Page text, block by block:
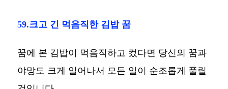
59.크고 긴 먹음직한 김밥 꿈
꿈에 본 김밥이 먹음직하고 컸다면 당신의 꿈과
야망도 크게 일어나서 모든 일이 순조롭게 풀릴